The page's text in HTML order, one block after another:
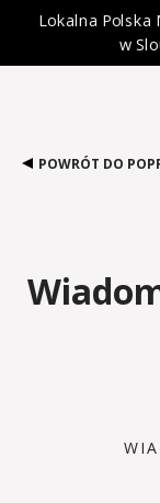
Lokalna Polska
w
POWRÓT DO